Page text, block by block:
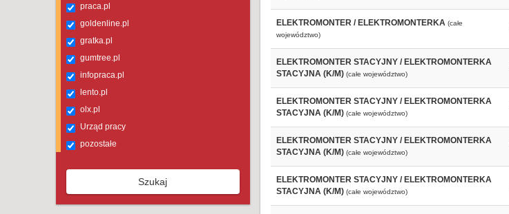
praca.pl
goldenline.pl
gratka.pl
gumtree.pl
infopraca.pl
lento.pl
olx.pl
Urząd pracy
pozostałe
Szukaj
ELEKTROMONTER / ELEKTROMONTERKA (całe
województwo)
ELEKTROMONTER STACYJNY / ELEKTROMONTERKA
STACYJNA (K/M) (całe województwo)
ELEKTROMONTER STACYJNY / ELEKTROMONTERKA
STACYJNA (K/M) (całe województwo)
ELEKTROMONTER STACYJNY / ELEKTROMONTERKA
STACYJNA (K/M) (całe województwo)
ELEKTROMONTER STACYJNY / ELEKTROMONTERKA
STACYJNA (K/M) (całe województwo)